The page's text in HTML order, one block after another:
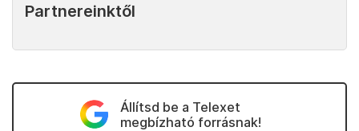
Partnereinktől
Állítsd be a Telexet
megbízható forrásnak!